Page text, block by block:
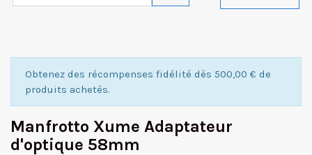
Obtenez des récompenses fidélité dès 500,00 € de
produits achetés.
Manfrotto Xume Adaptateur
d'optique 58mm